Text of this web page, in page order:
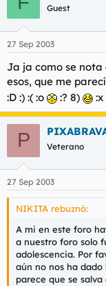
Guest
27 Sep 2003
Ja ja como se
esos, que me
:D :) :( :o
:? 8) :x
P Veterano
27 Sep 2003
NIKITA rebuznó:
A mi en este foro
a nuestro foro solo
adolescencia. Por
aún no nos ha
parece que se